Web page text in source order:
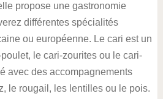
propose une gastronomie
différentes spécialités
ou européenne. Le cari est un
le cari-zourites ou le cari-
avec des accompagnements
le rougail, les lentilles ou le pois.